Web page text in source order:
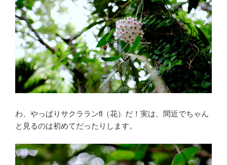
わ、やっぱりサクラランfl（花）だ！実は、間近でちゃん
と見るのは初めてだったりします。